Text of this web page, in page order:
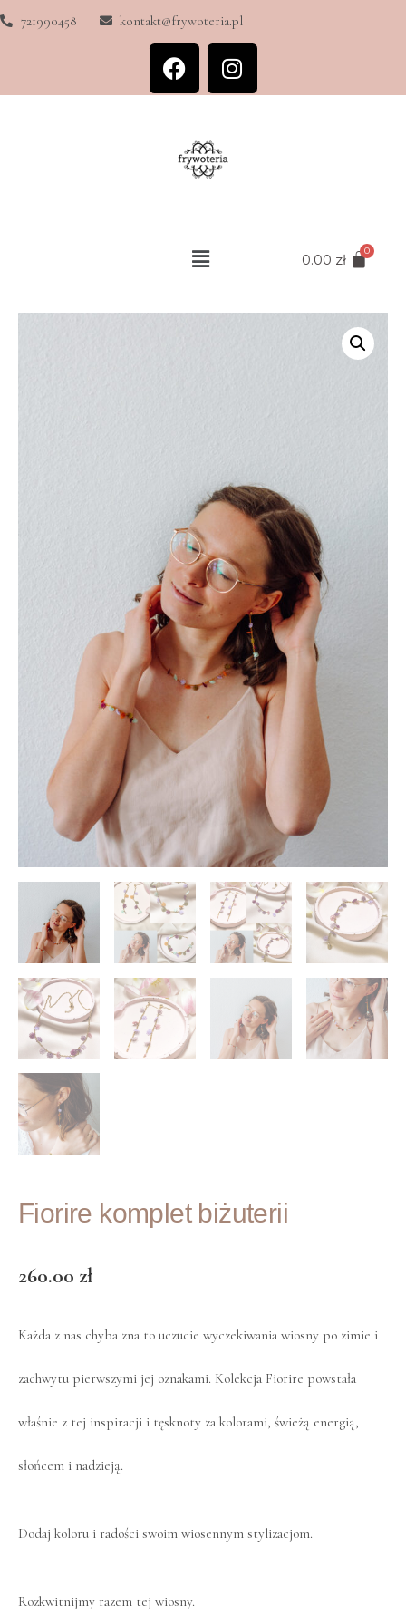
721990458 kontakt@frywoteria.pl
0.00 zł
Fiorire komplet biżuterii
260.00 zł
Każda z nas chyba zna to uczucie wyczekiwania wiosny po zimie i
zachwytu pierwszymi jej oznakami. Kolekcja Fiorire powstała
właśnie z tej inspiracji i tęsknoty za kolorami, świeżą energią,
słońcem i nadzieją.
Dodaj koloru i radości swoim wiosennym stylizacjom.
Rozkwitnijmy razem tej wiosny.